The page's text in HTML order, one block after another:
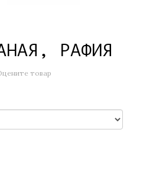
РАФИЯ
товар